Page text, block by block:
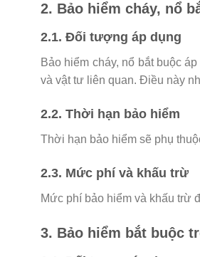
2. Bảo hiểm cháy, nổ
2.1. Đối tượng áp dụng
Bảo hiểm cháy, nổ bắt buộc
và vật tư liên quan. Điều này
2.2. Thời hạn bảo hiểm
Thời hạn bảo hiểm sẽ phụ
2.3. Mức phí và khấu trừ
Mức phí bảo hiểm và khấu trừ
3. Bảo hiểm bắt buộc